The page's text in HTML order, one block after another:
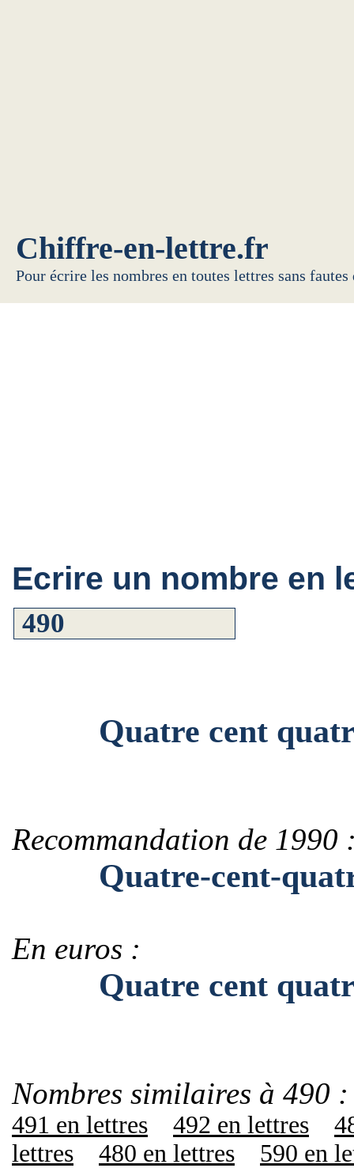
Chiffre-en-lettre.fr
Pour écrire les nombres en toutes lettres sans
Ecrire un nombre en
Quatre cent
Recommandation de 1990
Quatre-cent-
En euros :
Quatre cent
Nombres similaires à 490 :
491 en lettres 492 en lettres
lettres
480 en lettres 590 en